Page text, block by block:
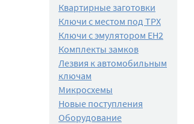
Квартирные заготовки
Ключи с местом под TPX
Ключи с эмулятором EH2
Комплекты замков
Лезвия к автомобильным
ключам
Микросхемы
Новые поступления
Оборудование